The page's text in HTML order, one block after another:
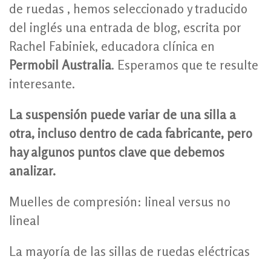
de ruedas , hemos seleccionado y traducido
del inglés una entrada de blog, escrita por
Rachel Fabiniek, educadora clínica en
Permobil Australia. Esperamos que te resulte
interesante.
La suspensión puede variar de una silla a
otra, incluso dentro de cada fabricante, pero
hay algunos puntos clave que debemos
analizar.
Muelles de compresión: lineal versus no
lineal
La mayoría de las sillas de ruedas eléctricas